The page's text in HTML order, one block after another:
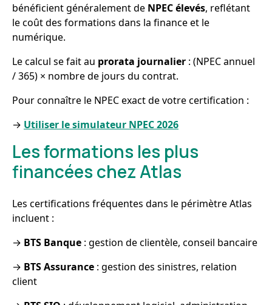
bénéficient généralement de NPEC élevés, reflétant
le coût des formations dans la finance et le
numérique.
Le calcul se fait au prorata journalier : (NPEC annuel
/ 365) × nombre de jours du contrat.
Pour connaître le NPEC exact de votre certification :
→ Utiliser le simulateur NPEC 2026
Les formations les plus
financées chez Atlas
Les certifications fréquentes dans le périmètre Atlas
incluent :
→ BTS Banque : gestion de clientèle, conseil bancaire
→ BTS Assurance : gestion des sinistres, relation
client